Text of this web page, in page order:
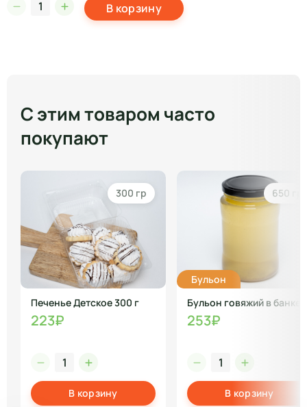
В корзину
С этим товаром часто
покупают
300 гр
Печенье Детское 300 г
223₽
В корзину
650 гр
Бульон
Бульон говяжий в банке
253₽
В корзину